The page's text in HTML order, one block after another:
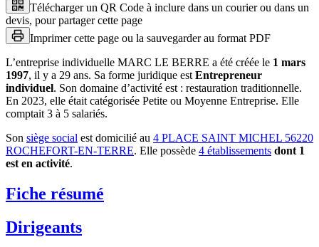
Télécharger un QR Code à inclure dans un courier ou dans un
devis, pour partager cette page
Imprimer cette page ou la sauvegarder au format PDF
L’entreprise individuelle MARC LE BERRE a été créée le 1 mars
1997, il y a 29 ans. Sa forme juridique est Entrepreneur
individuel. Son domaine d’activité est : restauration traditionnelle.
En 2023, elle était catégorisée Petite ou Moyenne Entreprise. Elle
comptait 3 à 5 salariés.
Son siège social est domicilié au 4 PLACE SAINT MICHEL 56220
ROCHEFORT-EN-TERRE. Elle possède 4 établissements dont 1
est en activité.
Fiche résumé
Dirigeants